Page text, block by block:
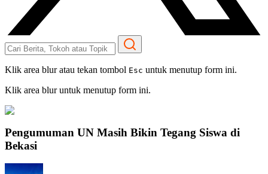
Klik area blur atau tekan tombol Esc untuk menutup form ini.
Klik area blur untuk menutup form ini.
Pengumuman UN Masih Bikin Tegang Siswa di
Bekasi